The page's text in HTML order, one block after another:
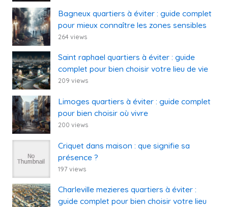
Bagneux quartiers à éviter : guide complet
pour mieux connaître les zones sensibles
264 views
Saint raphael quartiers à éviter : guide
complet pour bien choisir votre lieu de vie
209 views
Limoges quartiers à éviter : guide complet
pour bien choisir où vivre
200 views
Criquet dans maison : que signifie sa
présence ?
197 views
Charleville mezieres quartiers à éviter :
guide complet pour bien choisir votre lieu